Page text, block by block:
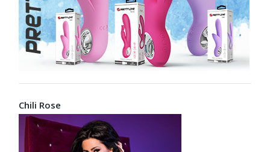
Chili Rose